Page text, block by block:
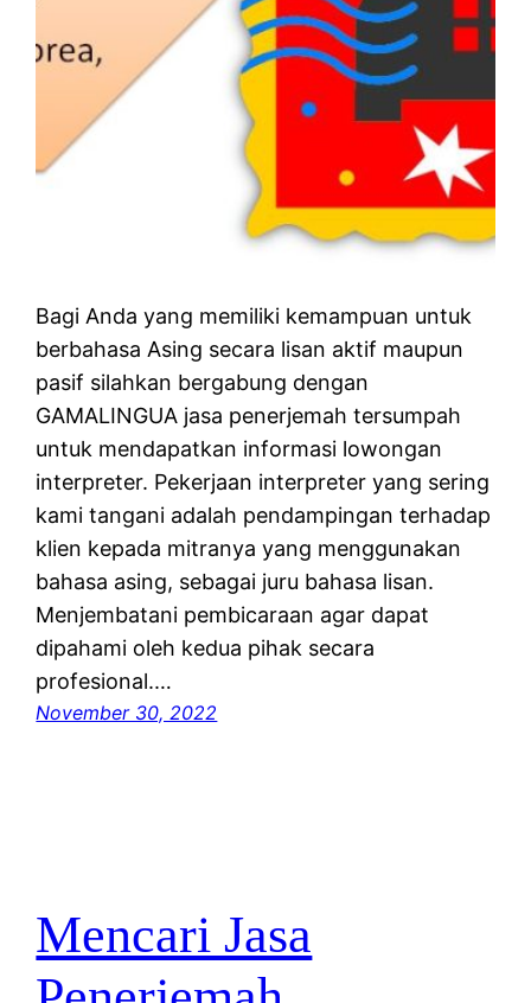
Bagi Anda yang memiliki kemampuan untuk
berbahasa Asing secara lisan aktif maupun
pasif silahkan bergabung dengan
GAMALINGUA jasa penerjemah tersumpah
untuk mendapatkan informasi lowongan
interpreter. Pekerjaan interpreter yang sering
kami tangani adalah pendampingan terhadap
klien kepada mitranya yang menggunakan
bahasa asing, sebagai juru bahasa lisan.
Menjembatani pembicaraan agar dapat
dipahami oleh kedua pihak secara
profesional.…
November 30, 2022
Mencari Jasa